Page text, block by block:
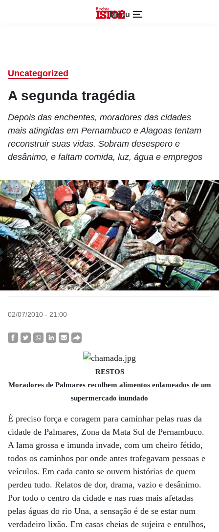
Menu
Uncategorized
A segunda tragédia
Depois das enchentes, moradores das cidades
mais atingidas em Pernambuco e Alagoas tentam
reconstruir suas vidas. Sobram desespero e
desânimo, e faltam comida, luz, água e empregos
02/07/2010 - 21:00
RESTOS
Moradores de Palmares recolhem alimentos enlameados de um
supermercado inundado
É preciso força e coragem para caminhar pelas ruas da
cidade de Palmares, Zona da Mata Sul de Pernambuco.
A lama grossa e imunda invade, com um cheiro fétido,
todos os caminhos por onde antes trafegavam pessoas e
veículos. Em cada canto se ouvem histórias de quem
perdeu tudo. Relatos de dor, drama, vazio e desânimo.
Por todo o centro da cidade e nas ruas mais afetadas
pelas águas do rio Una, a sensação é de se estar num
verdadeiro lixão. Em casas cheias de sujeira e entulhos,